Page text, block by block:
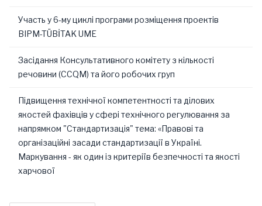
Участь у 6-му циклі програми розміщення проектів
BIPM-TÜBİTAK UME
Засідання Консультативного комітету з кількості
речовини (CCQM) та його робочих груп
Підвищення технічної компетентності та ділових
якостей фахівців у сфері технічного регулювання за
напрямком "Стандартизація" тема: «Правові та
організаційні засади стандартизації в Україні.
Маркування - як один із критеріїв безпечності та якості
харчової